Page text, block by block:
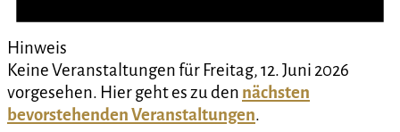
Hinweis
Keine Veranstaltungen für Freitag, 12. Juni 2026
vorgesehen. Hier geht es zu den nächsten
bevorstehenden Veranstaltungen.